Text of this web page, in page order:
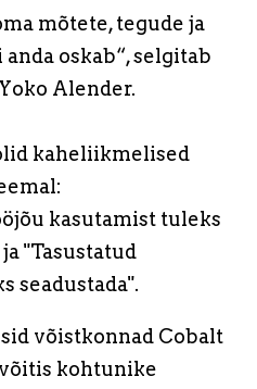
mõtete, tegude ja
oskab“, selgitab
Alender.
kaheliikmelised
kasutamist tuleks
"Tasustatud
seadustada".
võistkonnad Cobalt
kohtunike